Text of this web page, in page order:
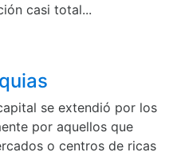
casi total...
se extendió por los
por aquellos que
o centros de ricas